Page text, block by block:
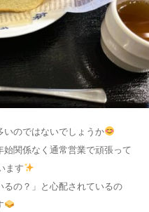
のではないでしょうか
関係なく通常営業で頑張って
ます
の？」と心配されているの